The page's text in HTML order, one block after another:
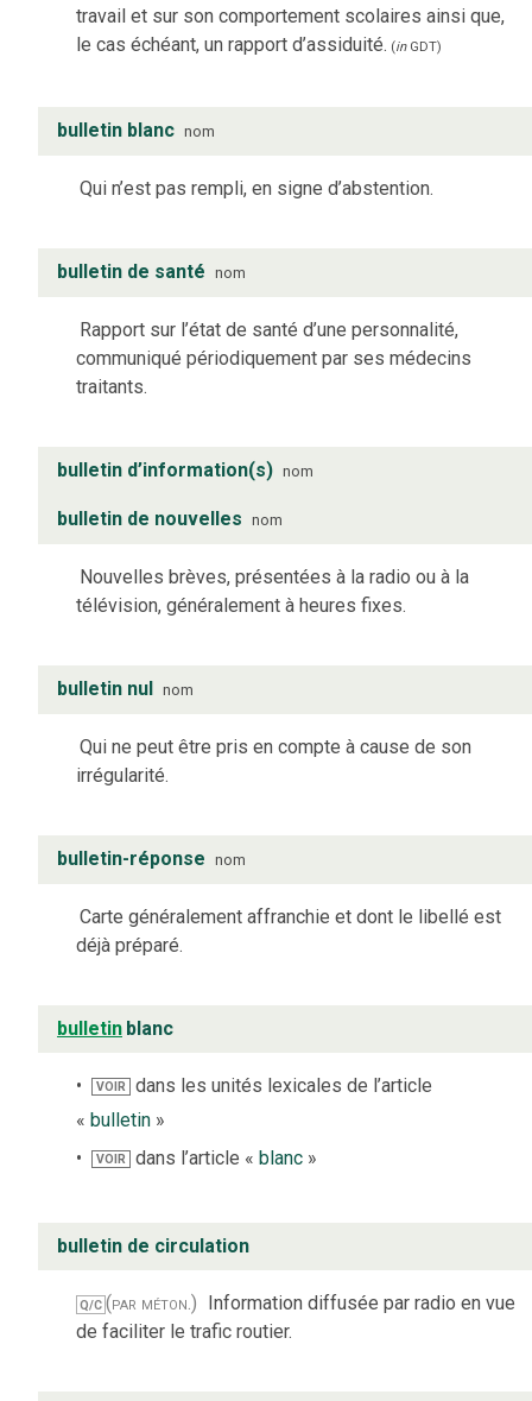
travail et sur son comportement scolaires ainsi que,
le cas échéant, un rapport d’assiduité. (inGDT)
bulletin blanc nom
Qui n’est pas rempli, en signe d’abstention.
bulletin de santé nom
Rapport sur l’état de santé d’une personnalité,
communiqué périodiquement par ses médecins
traitants.
bulletin d’information(s) nom
bulletin de nouvelles nom
Nouvelles brèves, présentées à la radio ou à la
télévision, généralement à heures fixes.
bulletin nul nom
Qui ne peut être pris en compte à cause de son
irrégularité.
bulletin-réponse nom
Carte généralement affranchie et dont le libellé est
déjà préparé.
bulletin blanc
VOIR
dans les unités lexicales de l’article
« bulletin »
VOIR dans l’article «blanc »
bulletin de circulation
Q/C (par méton.) Information diffusée par radio en vue
de faciliter le trafic routier.